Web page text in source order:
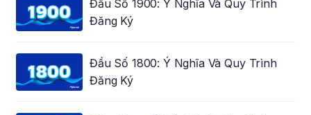
Đầu Số 1900: Ý Nghĩa Và Quy Trình
Đăng Ký
Đầu Số 1800: Ý Nghĩa Và Quy Trình
Đăng Ký